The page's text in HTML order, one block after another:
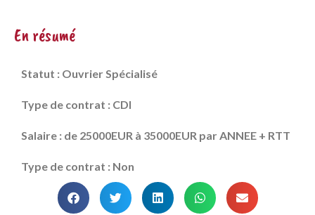
En résumé
Statut : Ouvrier Spécialisé
Type de contrat : CDI
Salaire : de 25000EUR à 35000EUR par ANNEE + RTT
Type de contrat : Non